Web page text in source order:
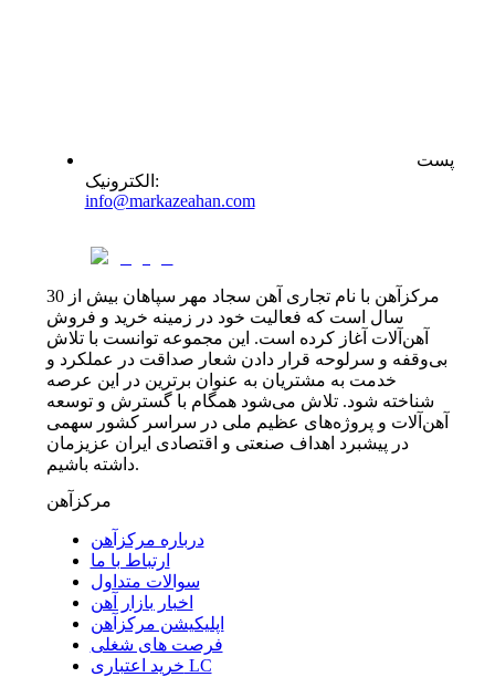
پست
الکترونیک :
info@markazeahan.com
مرکزآهن با نام تجاری آهن سجاد مهر سپاهان بیش از 30
سال است که فعالیت خود در زمینه خرید و فروش
آهن‌آلات آغاز کرده است. این مجموعه توانست با تلاش
بی‌وقفه و سرلوحه قرار دادن شعار صداقت در عملکرد و
خدمت به مشتریان به عنوان برترین در این عرصه
شناخته شود. تلاش می‌شود همگام با گسترش و توسعه
آهن‌آلات و پروژه‌های عظیم ملی در سراسر کشور سهمی
در پیشبرد اهداف صنعتی و اقتصادی ایران عزیزمان
داشته باشیم.
مرکزآهن
درباره مرکزآهن
ارتباط با ما
سوالات متداول
اخبار بازار آهن
اپلیکیشن مرکزآهن
فرصت های شغلی
خرید اعتباری LC